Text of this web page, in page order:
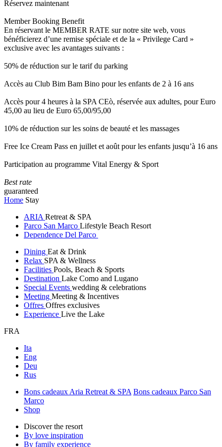
Réservez maintenant
Member Booking Benefit
En réservant le MEMBER RATE sur notre site web, vous
bénéficierez d’une remise spéciale et de la « Privilege Card »
exclusive avec les avantages suivants :
50% de réduction sur le tarif du parking
Accès au Club Bim Bam Bino pour les enfants de 2 à 16 ans
Accès pour 4 heures à la SPA CEò, réservée aux adultes, pour Euro
45,00 au lieu de Euro 65,00/95,00
10% de réduction sur les soins de beauté et les massages
Free Ice Cream Pass en juillet et août pour les enfants jusqu’à 16 ans
Participation au programme Vital Energy & Sport
Best rate
guaranteed
Home Stay
ARIA Retreat & SPA
Parco San Marco Lifestyle Beach Resort
Dependence Del Parco
Dining Eat & Drink
Relax SPA & Wellness
Facilities Pools, Beach & Sports
Destination Lake Como and Lugano
Special Events wedding & celebrations
Meeting Meeting & Incentives
Offres Offres exclusives
Experience Live the Lake
FRA
Ita
Eng
Deu
Rus
Bons cadeaux Aria Retreat & SPA Bons cadeaux Parco San
Marco
Shop
Discover the resort
By love inspiration
By family experience